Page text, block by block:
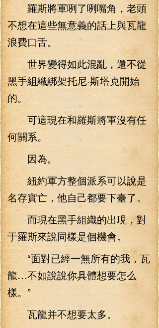
羅斯將軍咧了咧嘴角，老頭
不想在這些無意義的話上與瓦龍
浪費口舌。
世界變得如此混亂，還不從
黑手組織綁架托尼·斯塔克開始
的。
可這現在和羅斯將軍沒有任
何關系。
因為。
紐約軍方整個派系可以說是
名存實亡，他自己都要下臺了。
而現在黑手組織的出現，對
于羅斯來說同樣是個機會。
“面對已經一無所有的我，瓦
龍…不如說說你具體想要怎么
樣。”
瓦龍并不想要太多。